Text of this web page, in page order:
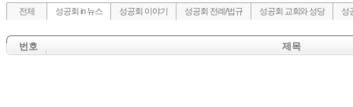
전체 성공회 in 뉴스 성공회 이야기 성공회 전례/법규 성공회 교회와 성당 성
번호 제목